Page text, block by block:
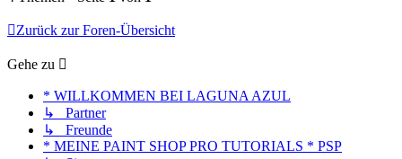
Zurück zur Foren-Übersicht
Gehe zu
* WILLKOMMEN BEI LAGUNA AZUL
↳ Partner
↳ Freunde
* MEINE PAINT SHOP PRO TUTORIALS * PSP